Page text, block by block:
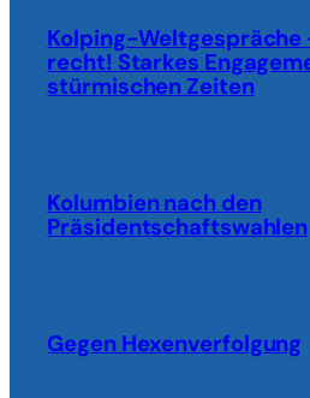
Kolping-Weltgespräche
recht! Starkes
stürmischen Zeiten
Kolumbien nach den
Präsidentschaftswahlen
Gegen Hexenverfolgung